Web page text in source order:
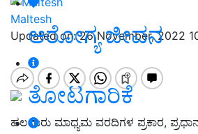
ಆರೋಗ್ಯ ಜೀವನ
ತೋಟಗಾರಿಕೆ
Maltesh
Updated on: 26 November, 2022
ಹಲವಾರು ಮಾಧ್ಯಮ ವರದಿಗಳ ಪ್ರಕಾರ,